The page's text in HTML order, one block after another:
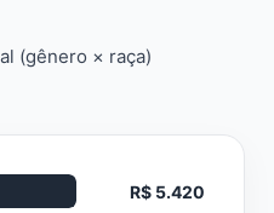
(gênero × raça)
R$ 5.420